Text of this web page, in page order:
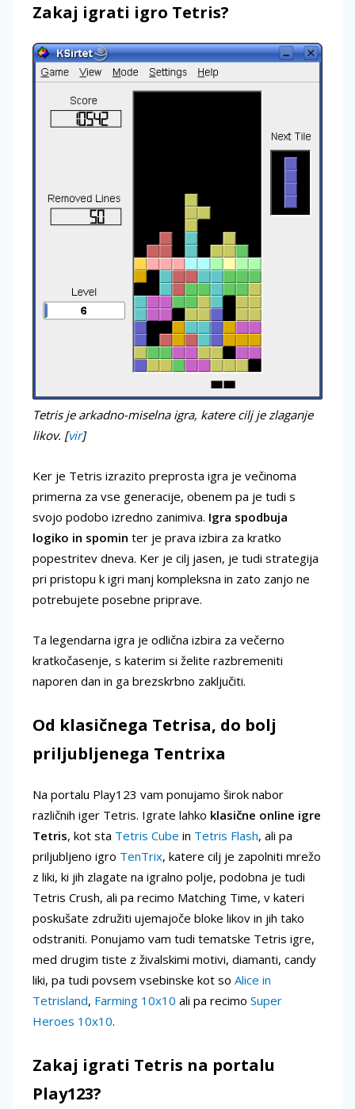
Zakaj igrati igro Tetris?
Tetris je arkadno-miselna igra, katere cilj je zlaganje
likov. [vir]
Ker je Tetris izrazito preprosta igra je večinoma
primerna za vse generacije, obenem pa je tudi s
svojo podobo izredno zanimiva. Igra spodbuja
logiko in spomin ter je prava izbira za kratko
popestritev dneva. Ker je cilj jasen, je tudi strategija
pri pristopu k igri manj kompleksna in zato zanjo ne
potrebujete posebne priprave.
Ta legendarna igra je odlična izbira za večerno
kratkočasenje, s katerim si želite razbremeniti
naporen dan in ga brezskrbno zaključiti.
Od klasičnega Tetrisa, do bolj
priljubljenega Tentrixa
Na portalu Play123 vam ponujamo širok nabor
različnih iger Tetris. Igrate lahko klasične online igre
Tetris, kot sta Tetris Cube in Tetris Flash, ali pa
priljubljeno igro TenTrix, katere cilj je zapolniti mrežo
z liki, ki jih zlagate na igralno polje, podobna je tudi
Tetris Crush, ali pa recimo Matching Time, v kateri
poskušate združiti ujemajoče bloke likov in jih tako
odstraniti. Ponujamo vam tudi tematske Tetris igre,
med drugim tiste z živalskimi motivi, diamanti, candy
liki, pa tudi povsem vsebinske kot so Alice in
Tetrisland, Farming 10x10 ali pa recimo Super
Heroes 10x10.
Zakaj igrati Tetris na portalu
Play123?